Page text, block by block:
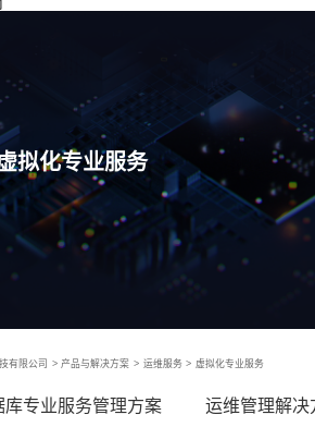
拟化专业服务
有限公司 > 产品与解决方案 > 运维服务 > 虚拟化专业服务
库专业服务管理方案 运维管理解决